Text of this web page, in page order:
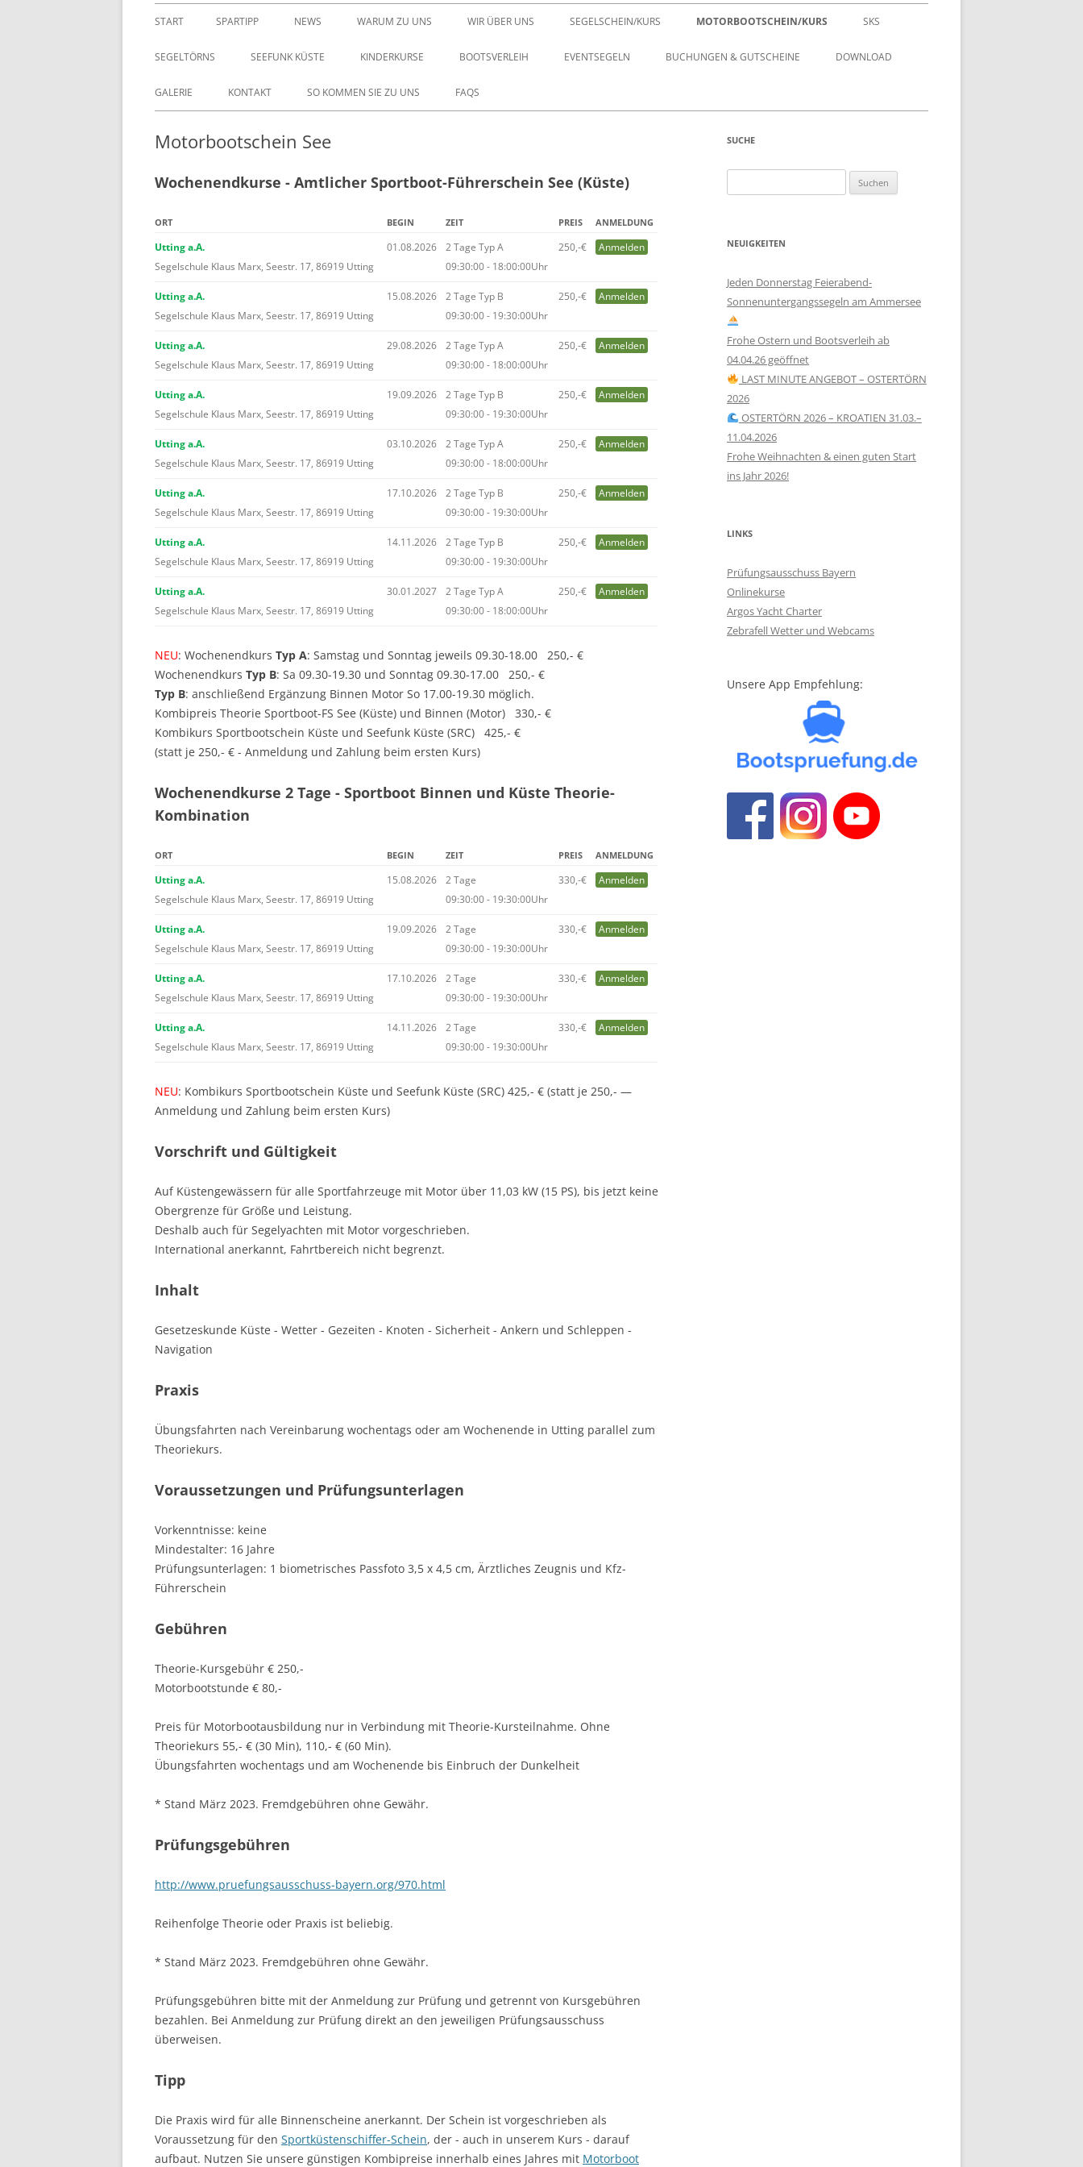
Zum Inhalt springen
START SPARTIPP NEWS WARUM ZU UNS WIR ÜBER UNS SEGELSCHEIN/KURS MOTORBOOTSCHEIN/KURS SKS
SEGELTÖRNS SEEFUNK KÜSTE KINDERKURSE BOOTSVERLEIH EVENTSEGELN BUCHUNGEN & GUTSCHEINE DOWNLOAD
GALERIE KONTAKT SO KOMMEN SIE ZU UNS FAQS
Motorbootschein See
Wochenendkurse - Amtlicher Sportboot-Führerschein See (Küste)
ORT BEGIN ZEIT PREIS ANMELDUNG
Utting a.A.
Segelschule Klaus Marx, Seestr. 17, 86919 Utting
01.08.2026
2 Tage Typ A
09:30:00 - 18:00:00Uhr
250,-€ Anmelden
Utting a.A.
Segelschule Klaus Marx, Seestr. 17, 86919 Utting
15.08.2026
2 Tage Typ B
09:30:00 - 19:30:00Uhr
250,-€ Anmelden
Utting a.A.
Segelschule Klaus Marx, Seestr. 17, 86919 Utting
29.08.2026
2 Tage Typ A
09:30:00 - 18:00:00Uhr
250,-€ Anmelden
Utting a.A.
Segelschule Klaus Marx, Seestr. 17, 86919 Utting
19.09.2026
2 Tage Typ B
09:30:00 - 19:30:00Uhr
250,-€ Anmelden
Utting a.A.
Segelschule Klaus Marx, Seestr. 17, 86919 Utting
03.10.2026
2 Tage Typ A
09:30:00 - 18:00:00Uhr
250,-€ Anmelden
Utting a.A.
Segelschule Klaus Marx, Seestr. 17, 86919 Utting
17.10.2026
2 Tage Typ B
09:30:00 - 19:30:00Uhr
250,-€ Anmelden
Utting a.A.
Segelschule Klaus Marx, Seestr. 17, 86919 Utting
14.11.2026
2 Tage Typ B
09:30:00 - 19:30:00Uhr
250,-€ Anmelden
Utting a.A.
Segelschule Klaus Marx, Seestr. 17, 86919 Utting
30.01.2027
2 Tage Typ A
09:30:00 - 18:00:00Uhr
250,-€ Anmelden
NEU: Wochenendkurs Typ A: Samstag und Sonntag jeweils 09.30-18.00 250,- €
Wochenendkurs Typ B: Sa 09.30-19.30 und Sonntag 09.30-17.00 250,- €
Typ B: anschließend Ergänzung Binnen Motor So 17.00-19.30 möglich.
Kombipreis Theorie Sportboot-FS See (Küste) und Binnen (Motor) 330,- €
Kombikurs Sportbootschein Küste und Seefunk Küste (SRC) 425,- €
(statt je 250,- € - Anmeldung und Zahlung beim ersten Kurs)
Wochenendkurse 2 Tage - Sportboot Binnen und Küste Theorie-
Kombination
ORT BEGIN ZEIT PREIS ANMELDUNG
Utting a.A.
Segelschule Klaus Marx, Seestr. 17, 86919 Utting
15.08.2026
2 Tage
09:30:00 - 19:30:00Uhr
330,-€ Anmelden
Utting a.A.
Segelschule Klaus Marx, Seestr. 17, 86919 Utting
19.09.2026
2 Tage
09:30:00 - 19:30:00Uhr
330,-€ Anmelden
Utting a.A.
Segelschule Klaus Marx, Seestr. 17, 86919 Utting
17.10.2026
2 Tage
09:30:00 - 19:30:00Uhr
330,-€ Anmelden
Utting a.A.
Segelschule Klaus Marx, Seestr. 17, 86919 Utting
14.11.2026
2 Tage
09:30:00 - 19:30:00Uhr
330,-€ Anmelden
NEU: Kombikurs Sportbootschein Küste und Seefunk Küste (SRC) 425,- € (statt je 250,- —
Anmeldung und Zahlung beim ersten Kurs)
Vorschrift und Gültigkeit
Auf Küstengewässern für alle Sportfahrzeuge mit Motor über 11,03 kW (15 PS), bis jetzt keine
Obergrenze für Größe und Leistung.
Deshalb auch für Segelyachten mit Motor vorgeschrieben.
International anerkannt, Fahrtbereich nicht begrenzt.
Inhalt
Gesetzeskunde Küste - Wetter - Gezeiten - Knoten - Sicherheit - Ankern und Schleppen -
Navigation
Praxis
Übungsfahrten nach Vereinbarung wochentags oder am Wochenende in Utting parallel zum
Theoriekurs.
Voraussetzungen und Prüfungsunterlagen
Vorkenntnisse: keine
Mindestalter: 16 Jahre
Prüfungsunterlagen: 1 biometrisches Passfoto 3,5 x 4,5 cm, Ärztliches Zeugnis und Kfz-
Führerschein
Gebühren
Theorie-Kursgebühr € 250,-
Motorbootstunde € 80,-
Preis für Motorbootausbildung nur in Verbindung mit Theorie-Kursteilnahme. Ohne
Theoriekurs 55,- € (30 Min), 110,- € (60 Min).
Übungsfahrten wochentags und am Wochenende bis Einbruch der Dunkelheit
* Stand März 2023. Fremdgebühren ohne Gewähr.
Prüfungsgebühren
http://www.pruefungsausschuss-bayern.org/970.html
Reihenfolge Theorie oder Praxis ist beliebig.
* Stand März 2023. Fremdgebühren ohne Gewähr.
Prüfungsgebühren bitte mit der Anmeldung zur Prüfung und getrennt von Kursgebühren
bezahlen. Bei Anmeldung zur Prüfung direkt an den jeweiligen Prüfungsausschuss
überweisen.
Tipp
Die Praxis wird für alle Binnenscheine anerkannt. Der Schein ist vorgeschrieben als
Voraussetzung für den Sportküstenschiffer-Schein, der - auch in unserem Kurs - darauf
aufbaut. Nutzen Sie unsere günstigen Kombipreise innerhalb eines Jahres mit Motorboot
SUCHE
nach:
NEUIGKEITEN
Jeden Donnerstag Feierabend-
Sonnenuntergangssegeln am Ammersee
Frohe Ostern und Bootsverleih ab
04.04.26 geöffnet
LAST MINUTE ANGEBOT – OSTERTÖRN
2026
OSTERTÖRN 2026 – KROATIEN 31.03.–
11.04.2026
Frohe Weihnachten & einen guten Start
ins Jahr 2026!
LINKS
Prüfungsausschuss Bayern
Onlinekurse
Argos Yacht Charter
Zebrafell Wetter und Webcams
Unsere App Empfehlung: